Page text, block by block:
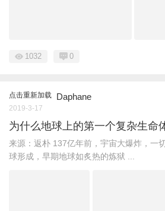
1032 0
点击重新加载 Daphane
2019-3-17
为什么地球上的第一个复杂生命
来源：返朴 137亿年前，宇宙大爆炸，一
球形成，早期地球如炙热的炼狱 ...